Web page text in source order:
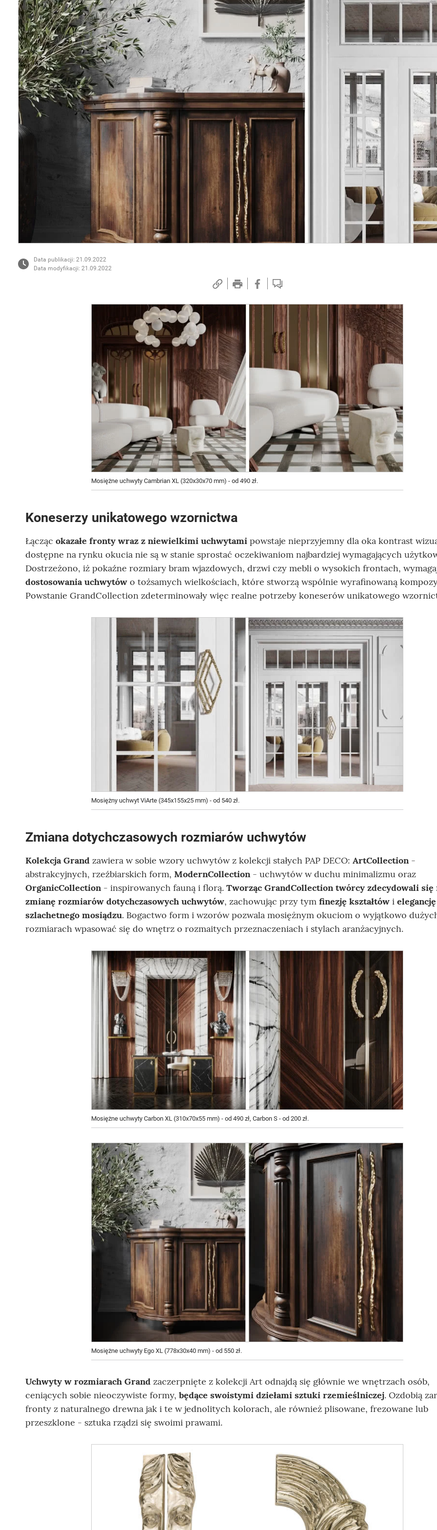
Wellnes
DIY
Data publikacji: 21.09.2022
Data modyfikacji: 21.09.2022
Mosiężne uchwyty Cambrian XL (320x30x70 mm) - od 490 zł.
Koneserzy unikatowego wzornictwa
Łącząc okazałe fronty wraz z niewielkimi uchwytami powstaje nieprzyjemny dla oka kontrast
dostępne na rynku okucia nie są w stanie sprostać oczekiwaniom najbardziej wymagających
Dostrzeżono, iż pokaźne rozmiary bram wjazdowych, drzwi czy mebli o wysokich frontach,
dostosowania uchwytów o tożsamych wielkościach, które stworzą wspólnie wyrafinowaną
Powstanie GrandCollection zdeterminowały więc realne potrzeby koneserów unikatowego
Mosiężny uchwyt ViArte (345x155x25 mm) - od 540 zł.
Zmiana dotychczasowych rozmiarów uchwytów
Kolekcja Grand zawiera w sobie wzory uchwytów z kolekcji stałych PAP DECO: ArtCollection-
abstrakcyjnych, rzeźbiarskich form, ModernCollection- uchwytów w duchu minimalizmu oraz
OrganicCollection- inspirowanych fauną i florą. Tworząc GrandCollection twórcy zdecydowali się
zmianę rozmiarów dotychczasowych uchwytów, zachowując przy tym finezję kształtów i elegancję
szlachetnego mosiądzu. Bogactwo form i wzorów pozwala mosiężnym okuciom o wyjątkowo
rozmiarach wpasować się do wnętrz o rozmaitych przeznaczeniach i stylach aranżacyjnych.
Mosiężne uchwyty Carbon XL (310x70x55 mm) - od 490 zł, Carbon S - od 200 zł.
Mosiężne uchwyty Ego XL (778x30x40 mm) - od 550 zł.
Uchwyty w rozmiarach Grand zaczerpnięte z kolekcji Art odnajdą się głównie we wnętrzach osób,
ceniących sobie nieoczywiste formy, będące swoistymi dziełami sztuki rzemieślniczej. Ozdobią
fronty z naturalnego drewna jak i te w jednolitych kolorach, ale również plisowane, frezowane lub
przeszklone - sztuka rządzi się swoimi prawami.